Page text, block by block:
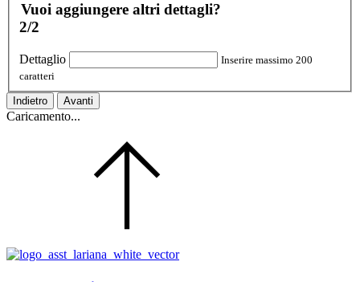
Vuoi aggiungere altri dettagli?
2/2
Dettaglio
Inserire massimo 200
caratteri
Indietro Avanti
Caricamento...